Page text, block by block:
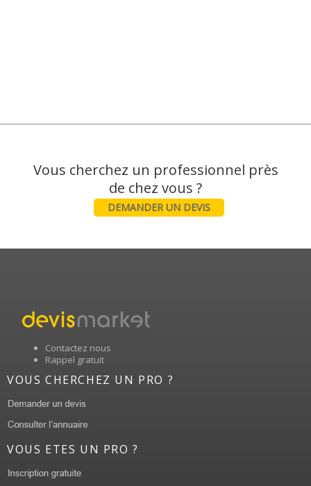
Vous cherchez un professionnel près
DEMANDER UN DEVIS
Contactez nous
Rappel gratuit
VOUS CHERCHEZ UN PRO ?
VOUS ETES UN PRO ?